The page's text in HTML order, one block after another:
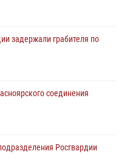
задержали грабителя по
соединения
Росгвардии